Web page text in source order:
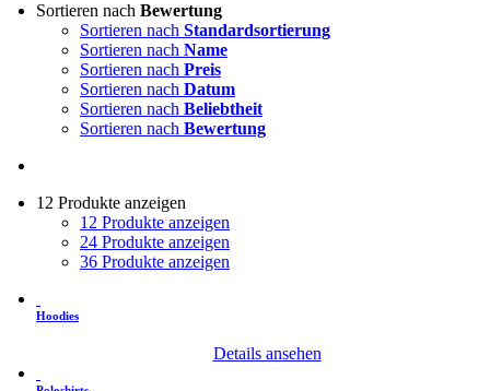
Sortieren nach Bewertung
Sortieren nach Standardsortierung
Sortieren nach Name
Sortieren nach Preis
Sortieren nach Datum
Sortieren nach Beliebtheit
Sortieren nach Bewertung
12 Produkte anzeigen
12 Produkte anzeigen
24 Produkte anzeigen
36 Produkte anzeigen
Hoodies
Details ansehen